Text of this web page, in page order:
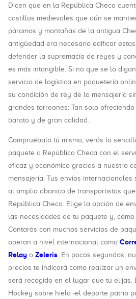
Dicen que en la República Checa
castillos medievales que aún se
páramos y montañas de la antigua
antigüedad era necesario edificar
defender la supremacía de reyes y
es más intangible. Si no que se lo
servicio de logística en paquetería
su condición de rey de la mensajería
grandes torreones: Tan solo
barato y de gran calidad.
Compruébalo tú mismo, verás lo
paquete a República Checa con el
eficaz y económico gracias a nuestro
mensajería. Tus envíos
al amplio abanico de transportistas
República Checa. Elige la opción de
las necesidades de tu paquete y,
Contarás con muchos servicios de
operan a nivel internacional como
Relay o Zeleris. En pocos segundos,
precios te indicará como realizar un
será recogido en el lugar que tú elijas.
Hockey sobre hielo -el deporte patrio